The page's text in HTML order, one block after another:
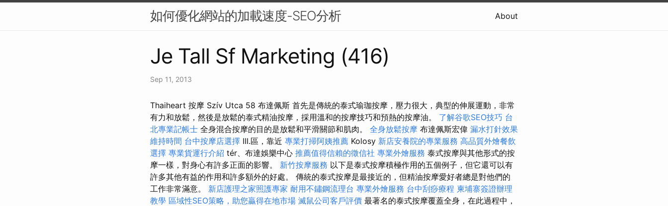
如何優化網站的加載速度-SEO分析 About
Je Tall Sf Marketing (416)
Sep 11, 2013
Thaiheart 按摩 Szív Utca 58 布達佩斯 首先是傳統的泰式瑜珈按摩，壓力很大，典型的伸展運動，非常
有力和放鬆，然後是放鬆的泰式精油按摩，採用溫和的按摩技巧和預熱的按摩油。 了解谷歌SEO技巧 台
北專業記帳士 全身混合按摩的目的是放鬆和平滑關節和肌肉。 全身放鬆按摩 布達佩斯宏偉 漏水打針效果
維持時間 台中按摩店選擇 III.區，靠近 專業打掃阿姨推薦 Kolosy 新店安養院的專業服務 高品質外燴餐飲
選擇 專業貨運行介紹 tér、布達娛樂中心 推薦值得信賴的徵信社 專業外燴服務 泰式按摩與其他形式的按
摩一樣，對身心有許多正面的影響。 新竹按摩服務 以下是泰式按摩積極作用的五個例子，但它還可以有
許多其他有益的作用和許多額外的好處。 傳統的泰式按摩是最接近的，但精油按摩愛好者總是對他們的
工作非常滿意。 新店護理之家照護專家 耐用不鏽鋼流理台 專業外燴服務 台中刮痧療程 柬埔寨簽證辦理
教學 區域性SEO策略，助您贏得在地市場 滅鼠公司客戶評價 最著名的泰式按摩覆蓋全身，在此過程中，